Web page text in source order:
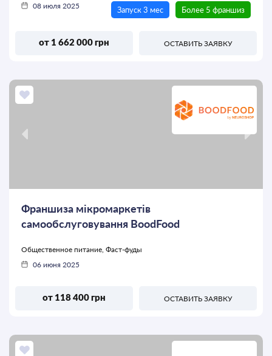
08 июля 2025
Запуск 3 мес Более 5 франшиз
от 1 662 000 грн ОСТАВИТЬ ЗАЯВКУ
Франшиза мікромаркетів
самообслуговування BoodFood
Общественное питание, Фаст-фуды
06 июня 2025
от 118 400 грн ОСТАВИТЬ ЗАЯВКУ